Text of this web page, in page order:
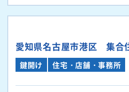
愛知県名古屋市港区 集
鍵開け 住宅・店舗・事務所